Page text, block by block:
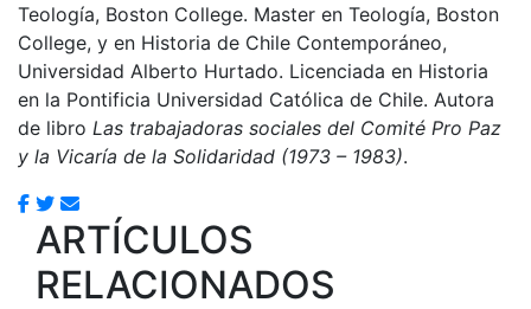
Teología, Boston College. Master en Teología, Boston
College, y en Historia de Chile Contemporáneo,
Universidad Alberto Hurtado. Licenciada en Historia
en la Pontificia Universidad Católica de Chile. Autora
de libro Las trabajadoras sociales del Comité Pro Paz
y la Vicaría de la Solidaridad (1973 – 1983).
ARTÍCULOS
RELACIONADOS